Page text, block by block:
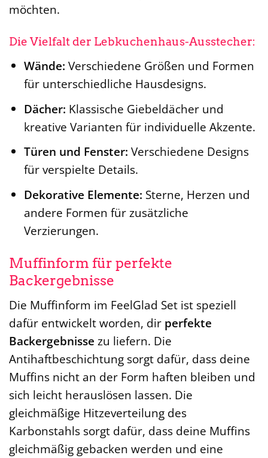
möchten.
Die Vielfalt der Lebkuchenhaus-Ausstecher:
Wände: Verschiedene Größen und Formen
für unterschiedliche Hausdesigns.
Dächer: Klassische Giebeldächer und
kreative Varianten für individuelle Akzente.
Türen und Fenster: Verschiedene Designs
für verspielte Details.
Dekorative Elemente: Sterne, Herzen und
andere Formen für zusätzliche
Verzierungen.
Muffinform für perfekte
Backergebnisse
Die Muffinform im FeelGlad Set ist speziell
dafür entwickelt worden, dir perfekte
Backergebnisse zu liefern. Die
Antihaftbeschichtung sorgt dafür, dass deine
Muffins nicht an der Form haften bleiben und
sich leicht herauslösen lassen. Die
gleichmäßige Hitzeverteilung des
Karbonstahls sorgt dafür, dass deine Muffins
gleichmäßig gebacken werden und eine